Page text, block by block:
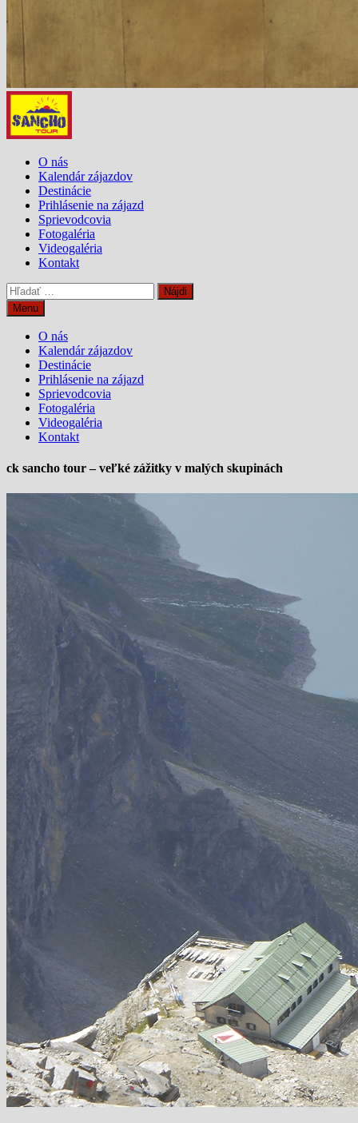
O nás
Kalendár zájazdov
Destinácie
Prihlásenie na zájazd
Sprievodcovia
Fotogaléria
Videogaléria
Kontakt
Hľadať:
Menu
O nás
Kalendár zájazdov
Destinácie
Prihlásenie na zájazd
Sprievodcovia
Fotogaléria
Videogaléria
Kontakt
ck sancho tour – veľké zážitky v malých skupinách